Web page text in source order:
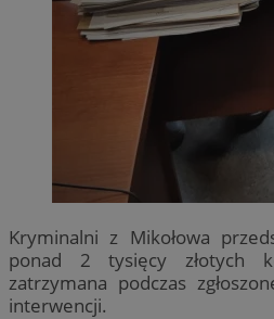
Kryminalni z Mikołowa
ponad 2 tysięcy złotych
zatrzymana podczas
interwencji.